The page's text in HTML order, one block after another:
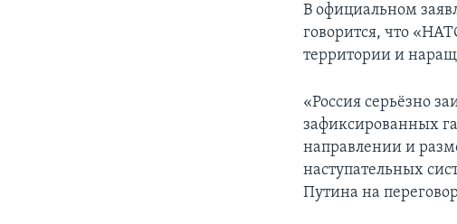
В официальном
говорится, что
территории и
«Россия серьёзно
зафиксированных
направлении и
наступательных
Путина на